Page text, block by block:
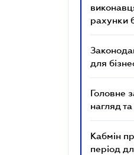
рахунки
для
Головне
нагляд
Кабмін
період